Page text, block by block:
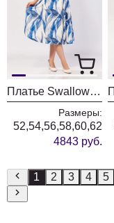
Платье Swallow 929-4 молочный+принт разводы
Размеры:
52,54,56,58,60,62
4843 руб.
1 2 3 4 5